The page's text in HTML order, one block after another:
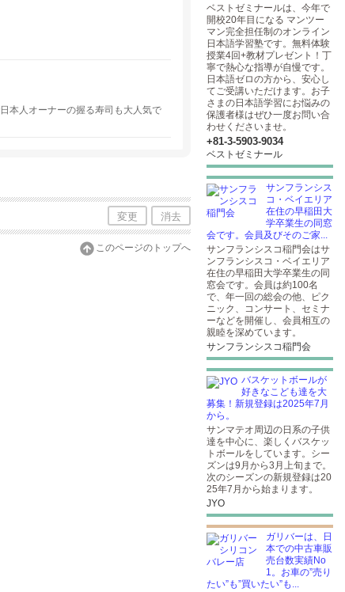
本人オーナーの握る寿司も大人気で
変更 消去
このページのトップへ
ベストゼミナールは、今年で
開校20年目になる マンツー
マン完全担任制のオンライン
日本語学習塾です。無料体験
授業4回+教材プレゼント！丁
寧で熱心な指導が自慢です。
日本語ゼロの方から、安心し
てご受講いただけます。お子
さまの日本語学習にお悩みの
保護者様はぜひ一度お問い合
わせくださいませ。
+81-3-5903​-9034
ベストゼミナール
サンフランシス
コ・ベイエリア
在住の早稲田大
学卒業生の同窓
会です。会員及びそのご家...
サンフランシスコ稲門会はサ
ンフランシスコ・ベイエリア
在住の早稲田大学卒業生の同
窓会です。会員は約100名
で、年一回の総会の他、ピク
ニック、コンサート、セミナ
ーなどを開催し、会員相互の
親睦を深めています。
サンフランシスコ稲門会
バスケットボールが
好きなこども達を大
募集！新規登録は2025年7月
から。
サンマテオ周辺の日系の子供
達を中心に、楽しくバスケッ
トボールをしています。シー
ズンは9月から3月上旬まで。
次のシーズンの新規登録は20
25年7月から始まります。
JYO
ガリバーは、日
本での中古車販
売台数実績No
1。お車の”売り
たい”も”買いたい”も...